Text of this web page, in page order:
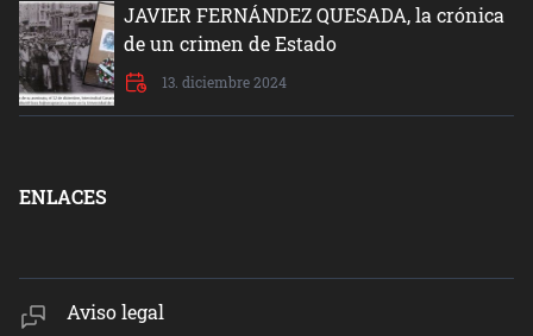
JAVIER FERNÁNDEZ QUESADA, la crónica
de un crimen de Estado
13. diciembre 2024
ENLACES
Aviso legal